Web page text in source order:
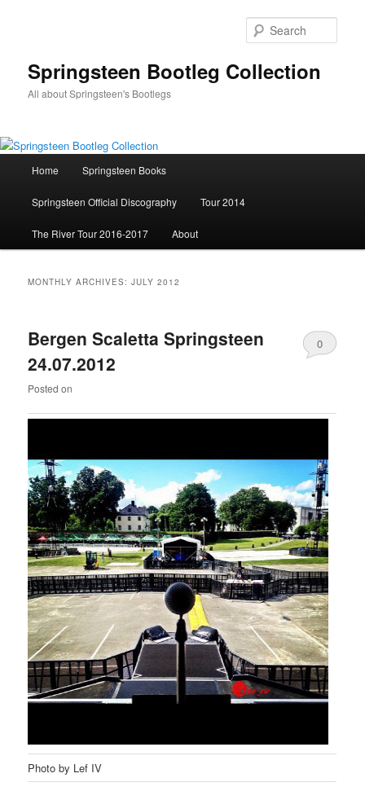
Springsteen Bootleg Collection
All about Springsteen's Bootlegs
Home Springsteen Books
Springsteen Official Discography Tour 2014
The River Tour 2016-2017 About
MONTHLY ARCHIVES:JULY 2012
Bergen Scaletta Springsteen
24.07.2012
Posted on
0
Photo by Lef IV